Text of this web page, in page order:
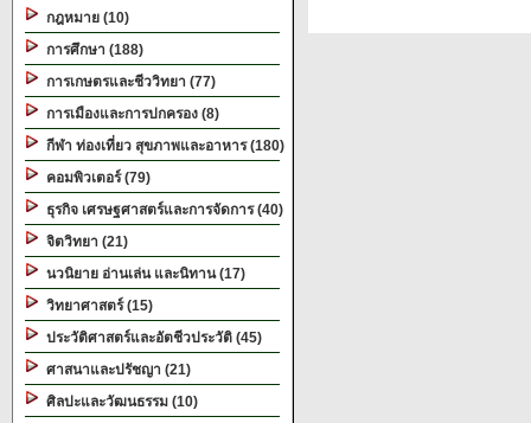
กฎหมาย (10)
การศึกษา (188)
การเกษตรและชีววิทยา (77)
การเมืองและการปกครอง (8)
กีฬา ท่องเที่ยว สุขภาพและอาหาร (180)
คอมพิวเตอร์ (79)
ธุรกิจ เศรษฐศาสตร์และการจัดการ (40)
จิตวิทยา (21)
นวนิยาย อ่านเล่น และนิทาน (17)
วิทยาศาสตร์ (15)
ประวัติศาสตร์และอัตชีวประวัติ (45)
ศาสนาและปรัชญา (21)
ศิลปะและวัฒนธรรม (10)